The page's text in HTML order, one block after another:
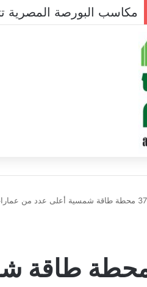
مكاسب البورصة المصرية تتجاوز الـ 167 مليار
تنفيذ 37 محطة طاقة شمسية أعلى عدد من
37 محطة